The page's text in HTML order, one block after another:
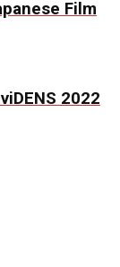
Film
2022